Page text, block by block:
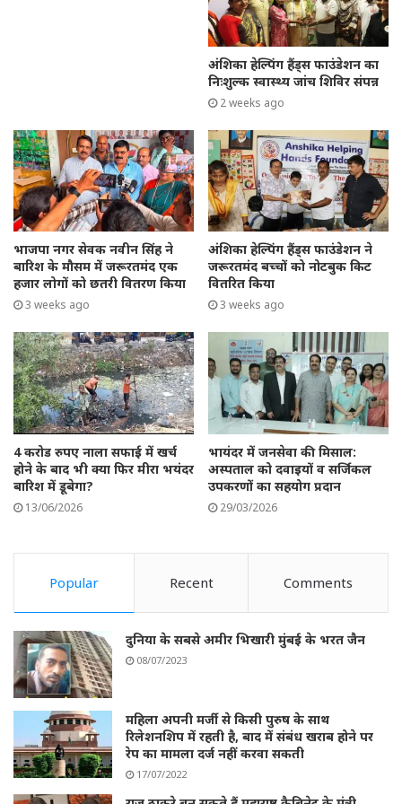
अंशिका हेल्पिंग हैंड्स फाउंडेशन का
निःशुल्क स्वास्थ्य जांच शिविर संपन्न
2 weeks ago
भाजपा नगर सेवक नवीन सिंह ने
बारिश के मौसम में जरूरतमंद एक
हजार लोगों को छतरी वितरण किया
3 weeks ago
अंशिका हेल्पिंग हैंड्स फाउंडेशन ने
जरूरतमंद बच्चों को नोटबुक किट
वितरित किया
3 weeks ago
4 करोड रुपए नाला सफाई में खर्च
होने के बाद भी क्या फिर मीरा भयंदर
बारिश में डूबेगा?
13/06/2026
भायंदर में जनसेवा की मिसाल:
अस्पताल को दवाइयों व सर्जिकल
उपकरणों का सहयोग प्रदान
29/03/2026
Popular Recent Comments
दुनिया के सबसे अमीर भिखारी मुंबई के भरत जैन
08/07/2023
महिला अपनी मर्जी से किसी पुरुष के साथ
रिलेशनशिप में रहती है, बाद में संबंध खराब होने पर
रेप का मामला दर्ज नहीं करवा सकती
17/07/2022